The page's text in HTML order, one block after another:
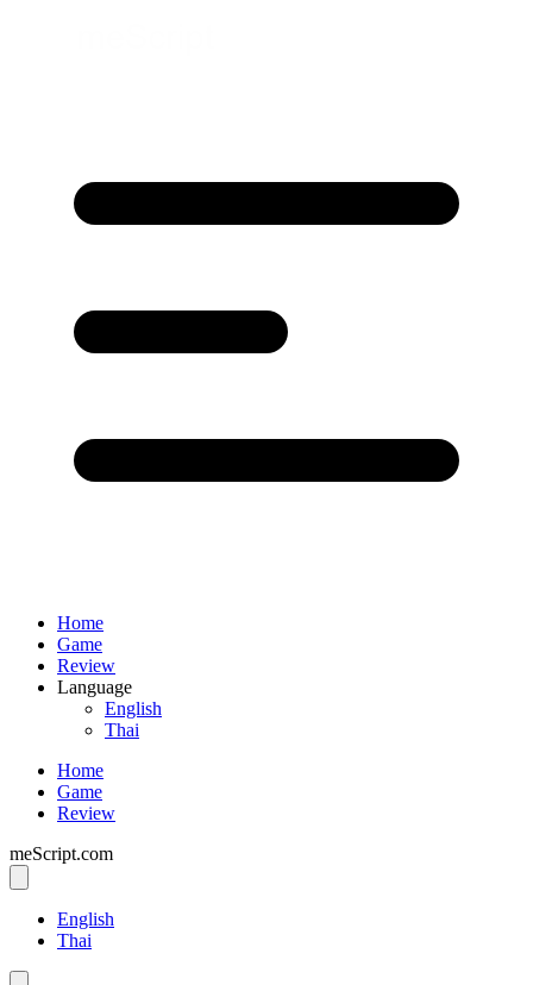
Home
Game
Review
Language
English
Thai
Home
Game
Review
meScript.com
English
Thai